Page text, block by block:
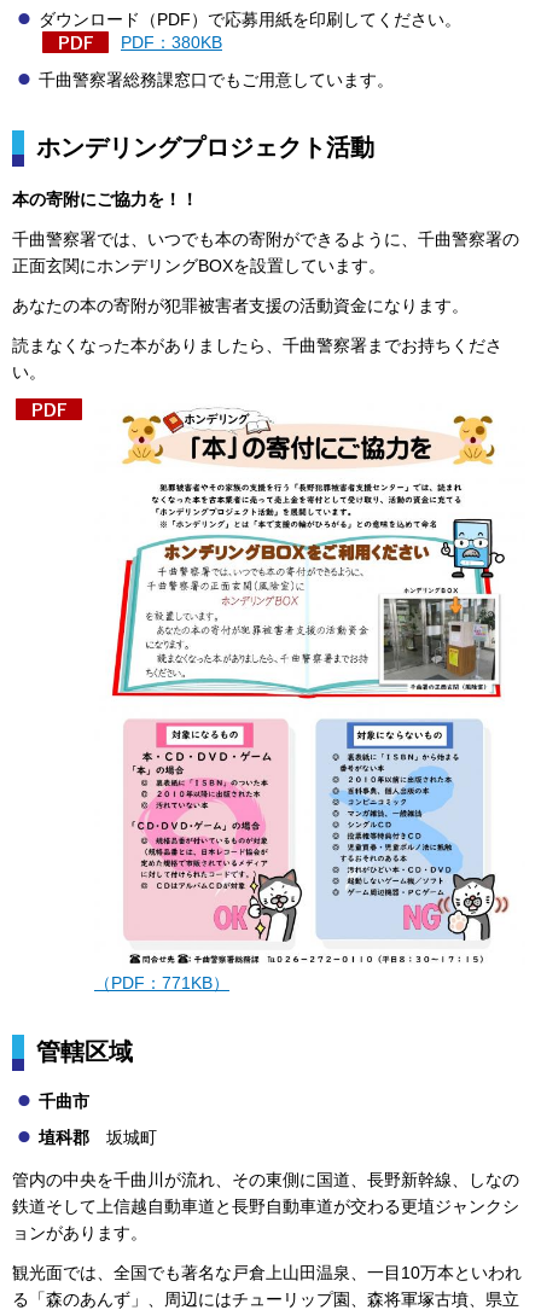
ダウンロード（PDF）で応募用紙を印刷してください。
PDF：380KB
千曲警察署総務課窓口でもご用意しています。
ホンデリングプロジェクト活動
本の寄附にご協力を！！
千曲警察署では、いつでも本の寄附ができるように、千曲警察署の
正面玄関にホンデリングBOXを設置しています。
あなたの本の寄附が犯罪被害者支援の活動資金になります。
読まなくなった本がありましたら、千曲警察署までお持ちくださ
い。
（PDF：771KB）
管轄区域
千曲市
埴科郡
坂城町
管内の中央を千曲川が流れ、その東側に国道、長野新幹線、しなの
鉄道そして上信越自動車道と長野自動車道が交わる更埴ジャンクシ
ョンがあります。
観光面では、全国でも著名な戸倉上山田温泉、一目10万本といわれ
る「森のあんず」、周辺にはチューリップ園、森将軍塚古墳、県立